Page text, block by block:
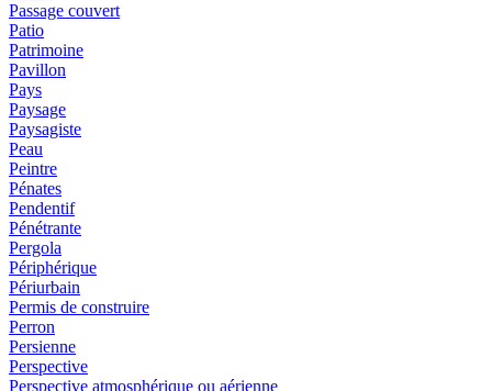
Passage couvert
Patio
Patrimoine
Pavillon
Pays
Paysage
Paysagiste
Peau
Peintre
Pénates
Pendentif
Pénétrante
Pergola
Périphérique
Périurbain
Permis de construire
Perron
Persienne
Perspective
Perspective atmosphérique ou aérienne